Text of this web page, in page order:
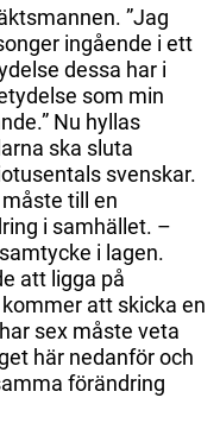
”Jag
ingående i ett
dessa har i
som min
Nu hyllas
ska sluta
svenskar.
till en
i samhället. –
i lagen.
att ligga på
att skicka en
sex måste veta
här nedanför och
förändring